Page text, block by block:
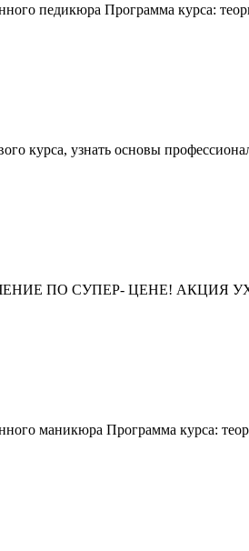
педикюра Программа курса:
курса, узнать основы
ПО СУПЕР- ЦЕНЕ! АКЦИЯ
маникюра Программа курса: